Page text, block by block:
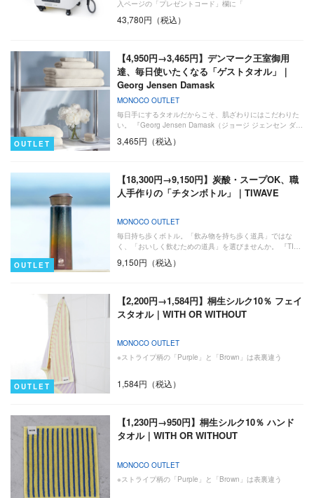
入ページの「プレゼントコード」欄に「
43,780円（税込）
OUTLET
【4,950円→3,465円】デンマーク王室御用
達、毎日使いたくなる「ゲストタオル」｜
Georg Jensen Damask
MONOCO OUTLET
毎日手にするタオルだからこそ、肌ざわりにはこだわりた
い。 『Georg Jensen Damask（ジョージ ジェンセン ダ…
3,465円（税込）
OUTLET
【18,300円→9,150円】炭酸・スープOK、職
人手作りの「チタンボトル」｜TIWAVE
MONOCO OUTLET
毎日持ち歩くボトル。「飲み物を持ち歩く道具」ではな
く、「おいしく飲むための道具」を選びませんか。 『TI…
9,150円（税込）
OUTLET
【2,200円→1,584円】桐生シルク10％ フェイ
スタオル｜WITH OR WITHOUT
MONOCO OUTLET
※ストライプ柄の「Purple」と「Brown」は表裏違う
1,584円（税込）
【1,230円→950円】桐生シルク10％ ハンド
タオル｜WITH OR WITHOUT
MONOCO OUTLET
※ストライプ柄の「Purple」と「Brown」は表裏違う